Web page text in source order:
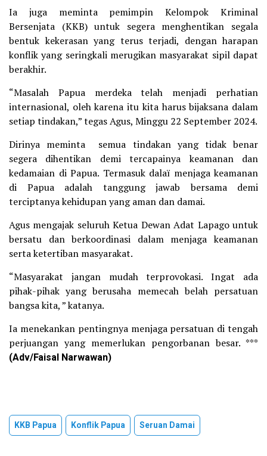
Ia juga meminta pemimpin Kelompok Kriminal
Bersenjata (KKB) untuk segera menghentikan segala
bentuk kekerasan yang terus terjadi, dengan harapan
konflik yang seringkali merugikan masyarakat sipil dapat
berakhir.
“Masalah Papua merdeka telah menjadi perhatian
internasional, oleh karena itu kita harus bijaksana dalam
setiap tindakan,” tegas Agus, Minggu 22 September 2024.
Dirinya meminta semua tindakan yang tidak benar
segera dihentikan demi tercapainya keamanan dan
kedamaian di Papua. Termasuk dalaï menjaga keamanan
di Papua adalah tanggung jawab bersama demi
terciptanya kehidupan yang aman dan damai.
Agus mengajak seluruh Ketua Dewan Adat Lapago untuk
bersatu dan berkoordinasi dalam menjaga keamanan
serta ketertiban masyarakat.
“Masyarakat jangan mudah terprovokasi. Ingat ada
pihak-pihak yang berusaha memecah belah persatuan
bangsa kita, ” katanya.
Ia menekankan pentingnya menjaga persatuan di tengah
perjuangan yang memerlukan pengorbanan besar. ***
(Adv/Faisal Narwawan)
KKB Papua Konflik Papua Seruan Damai